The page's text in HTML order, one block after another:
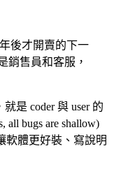
後才開賣的下一
銷售員和客服，
是 coder 與 user 的
bugs are shallow)
軟體更好裝、寫說明